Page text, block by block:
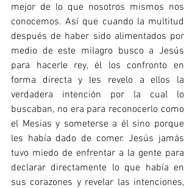
mejor de lo que nosotros mismos nos
conocemos. Así que cuando la multitud
después de haber sido alimentados por
medio de este milagro busco a Jesús
para hacerle rey, él los confronto en
forma directa y les revelo a ellos la
verdadera intención por la cual lo
buscaban, no era para reconocerlo como
el Mesias y someterse a él sino porque
les había dado de comer. Jesús jamás
tuvo miedo de enfrentar a la gente para
declarar directamente lo que había en
sus corazones y revelar las intenciones,